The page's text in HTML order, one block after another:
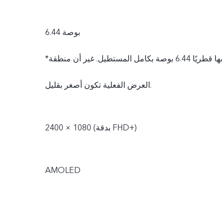
6.44 بوصة
*يبلغ مقاس الشاشة عند قياسها قطريًا 6.44 بوصة بكامل المستطيل. غير أن منطقة
العرض الفعلية تكون أصغر بقليل.
2400 × 1080 (بدقة FHD+‎‏)
AMOLED